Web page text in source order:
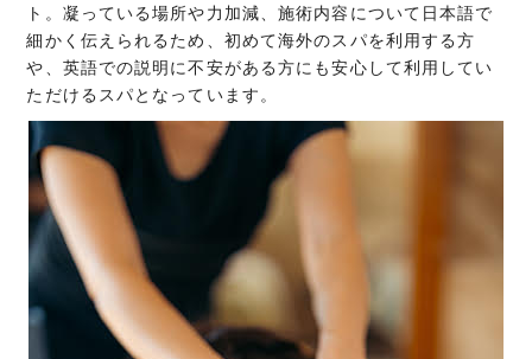
ト。凝っている場所や力加減、施術内容について日本語で
細かく伝えられるため、初めて海外のスパを利用する方
や、英語での説明に不安がある方にも安心して利用してい
ただけるスパとなっています。